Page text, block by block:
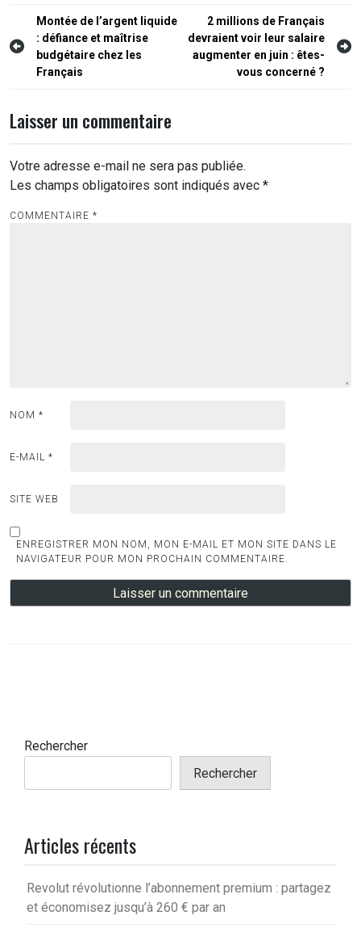
Navigation
de
l’article
Montée de l’argent liquide
: défiance et maîtrise
budgétaire chez les
Français
2 millions de Français
devraient voir leur salaire
augmenter en juin : êtes-
vous concerné ?
Laisser un commentaire
Votre adresse e-mail ne sera pas publiée.
Les champs obligatoires sont indiqués avec *
COMMENTAIRE *
NOM *
E-MAIL *
SITE WEB
ENREGISTRER MON NOM, MON E-MAIL ET MON SITE DANS LE
NAVIGATEUR POUR MON PROCHAIN COMMENTAIRE.
Rechercher
Rechercher
Articles récents
Revolut révolutionne l’abonnement premium : partagez
et économisez jusqu’à 260 € par an